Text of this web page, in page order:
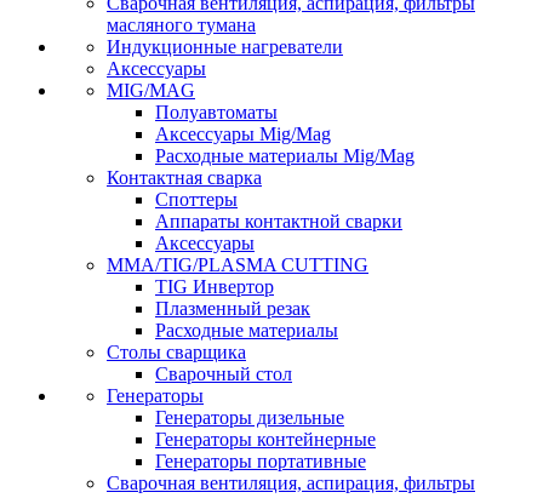
масляного тумана
Индукционные нагреватели
Аксессуары
MIG/MAG
Полуавтоматы
Аксессуары Mig/Mag
Расходные материалы Mig/Mag
Контактная сварка
Споттеры
Аппараты контактной сварки
Аксессуары
MMA/TIG/PLASMA CUTTING
TIG Инвертор
Плазменный резак
Расходные материалы
Столы сварщика
Сварочный стол
Генераторы
Генераторы дизельные
Генераторы контейнерные
Генераторы портативные
Сварочная вентиляция, аспирация, фильтры